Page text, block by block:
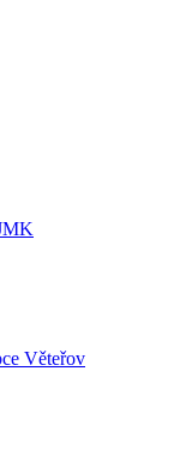
Věteřov